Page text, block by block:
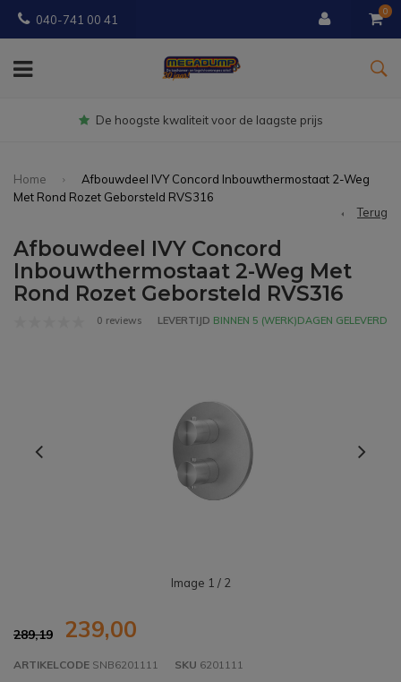
040-741 00 41
0
De hoogste kwaliteit voor de laagste prijs
Home
Afbouwdeel IVY Concord Inbouwthermostaat 2-Weg
Met Rond Rozet Geborsteld RVS316
Terug
Afbouwdeel IVY Concord
Inbouwthermostaat 2-Weg Met
Rond Rozet Geborsteld RVS316
0 reviews LEVERTIJD BINNEN 5 (WERK)DAGEN GELEVERD
Image 1 / 2
289,19 239,00
ARTIKELCODE SNB6201111 SKU 6201111